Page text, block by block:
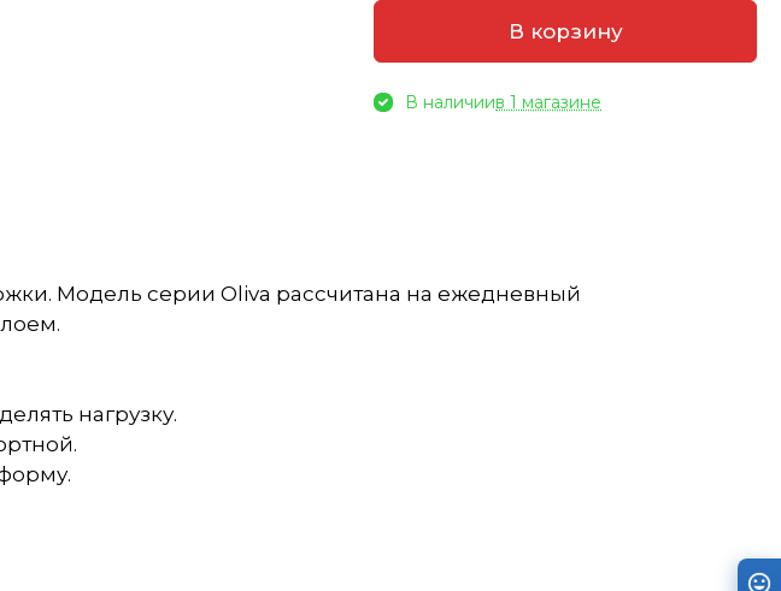
В корзину
В наличиив 1 магазине
Модель серии Oliva рассчитана на ежедневный
нагрузку.